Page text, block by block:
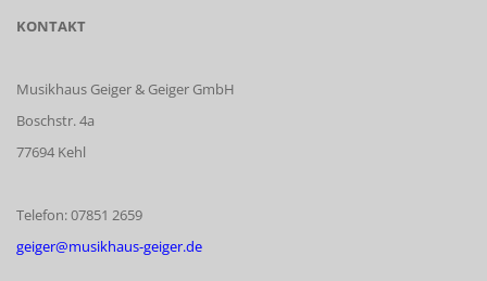
KONTAKT
Musikhaus Geiger & Geiger GmbH
Boschstr. 4a
77694 Kehl
Telefon: 07851 2659
geiger@musikhaus-geiger.de